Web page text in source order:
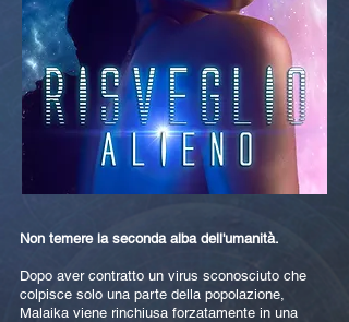
Non temere la seconda alba dell'umanità.
Dopo aver contratto un virus sconosciuto che
colpisce solo una parte della popolazione,
Malaika viene rinchiusa forzatamente in una